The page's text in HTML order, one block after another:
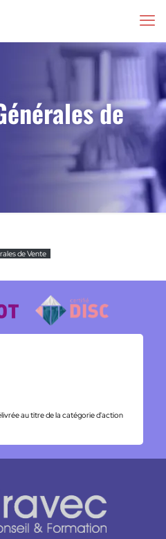
de
de Vente
au titre de la catégorie d'action